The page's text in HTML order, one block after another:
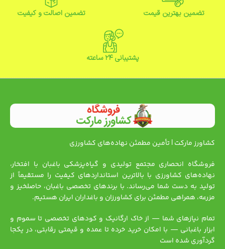
تضمین بهترین قیمت تضمین اصالت و کیفیت
پشتیبانی ۲۴ ساعته
کشاورز مارکت | تأمین مطمئن نهاده‌های کشاورزی
فروشگاه انحصاری مجتمع تولیدی و گیاه‌پزشکی باغبان با افتخار،
نهاده‌های کشاورزی با بالاترین استانداردهای کیفیت را مستقیماً از
تولید به دست شما می‌رساند. با برندهای تخصصی باغبان، حاصلخیز و
مزرعه، همراهی مطمئن برای کشاورزان و باغداران ایران هستیم.
تمام نیازهای شما — از خاک ارگانیک و کودهای تخصصی تا سموم و
ابزار باغبانی — با امکان خرید خرده تا عمده و قیمتی رقابتی، در یکجا
گردآوری شده است